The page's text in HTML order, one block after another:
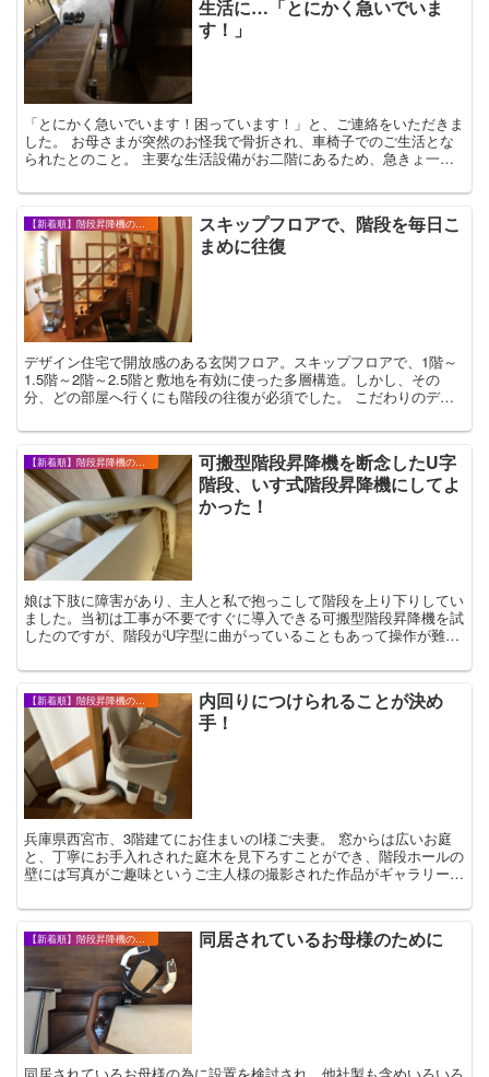
生活に…「とにかく急いでいま
す！」
「とにかく急いでいます！困っています！」と、ご連絡をいただきま
した。 お母さまが突然のお怪我で骨折され、車椅子でのご生活とな
られたとのこと。 主要な生活設備がお二階にあるため、急きょ一階
【新着順】階段昇降機の設置事例・お客様の声
スキップフロアで、階段を毎日こ
まめに往復
デザイン住宅で開放感のある玄関フロア。スキップフロアで、1階～
1.5階～2階～2.5階と敷地を有効に使った多層構造。しかし、その
分、どの部屋へ行くにも階段の往復が必須でした。 こだわりのデザ
【新着順】階段昇降機の設置事例・お客様の声
可搬型階段昇降機を断念したU字
階段、いす式階段昇降機にしてよ
かった！
娘は下肢に障害があり、主人と私で抱っこして階段を上り下りしてい
ました。当初は工事が不要ですぐに導入できる可搬型階段昇降機を試
したのですが、階段がU字型に曲がっていることもあって操作が難し
いただけたTKEさんに決めました。
【新着順】階段昇降機の設置事例・お客様の声
内回りにつけられることが決め
手！
兵庫県西宮市、3階建てにお住まいのI様ご夫妻。 窓からは広いお庭
と、丁寧にお手入れされた庭木を見下ろすことができ、階段ホールの
壁には写真がご趣味というご主人様の撮影された作品がギャラリーの
【新着順】階段昇降機の設置事例・お客様の声 同居されているお母様のために